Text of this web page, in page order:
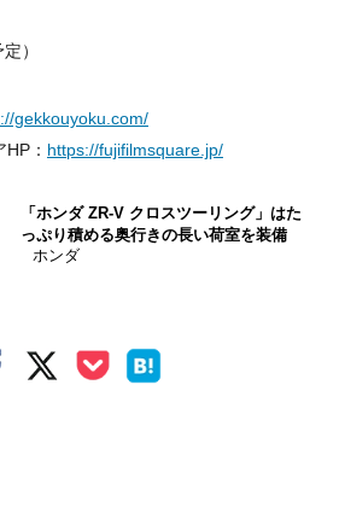
）
gekkouyoku.com/
： https://fujifilmsquare.jp/
「ホンダ ZR-V クロスツーリング」はた
っぷり積める奥行きの長い荷室を装備
ホンダ